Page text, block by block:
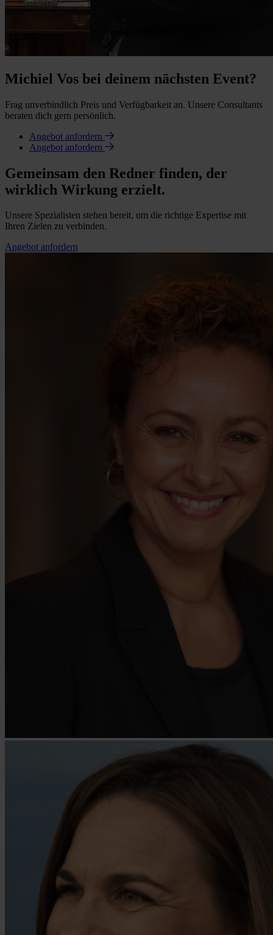
Michiel Vos bei deinem nächsten Event?
Frag unverbindlich Preis und Verfügbarkeit an. Unsere Consultants
beraten dich gern persönlich.
Angebot anfordern
Angebot anfordern
Gemeinsam den Redner finden, der
wirklich Wirkung erzielt.
Unsere Spezialisten stehen bereit, um die richtige Expertise mit
Ihren Zielen zu verbinden.
Angebot anfordern